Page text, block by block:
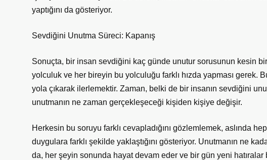
yaptığını da gösteriyor.
Sevdiğini Unutma Süreci: Kapanış
Sonuçta, bir insan sevdiğini kaç günde unutur sorusunun kesin
yolculuk ve her bireyin bu yolculuğu farklı hızda yapması gerek.
yola çıkarak ilerlemektir. Zaman, belki de bir insanın sevdiğini
unutmanın ne zaman gerçekleşeceği kişiden kişiye değişir.
Herkesin bu soruyu farklı cevapladığını gözlemlemek, aslında
duygulara farklı şekilde yaklaştığını gösteriyor. Unutmanın ne
da, her şeyin sonunda hayat devam eder ve bir gün yeni